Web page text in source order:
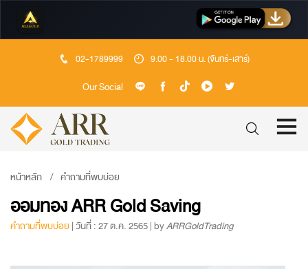
02-1789999 9.00 - 18.00 น. (จันทร์-เสาร์)
Our Social
หน้าหลัก คำถามที่พบบ่อย
ออมทอง ARR Gold Saving
คำถามที่พบบ่อย | วันที่ : 27 ต.ค. 2565 | byARRGoldTrading